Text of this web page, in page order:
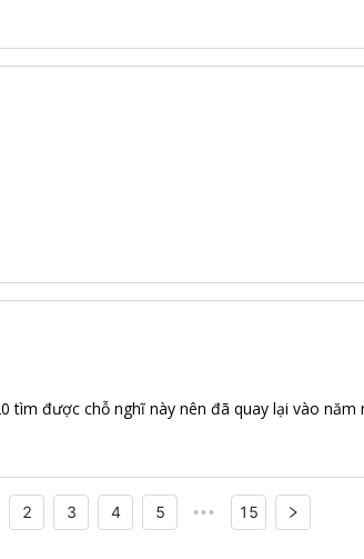
tìm được chỗ nghĩ này nên đã quay lại vào năm
2 3 4 5 ••• 15